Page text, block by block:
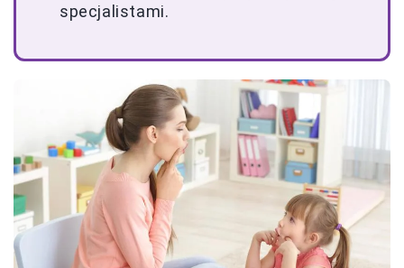
specjalistami.